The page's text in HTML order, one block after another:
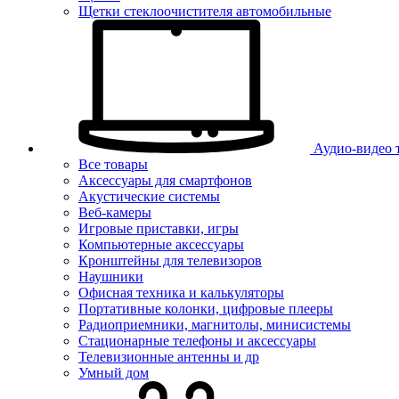
Щетки стеклоочистителя автомобильные
Аудио-видео
Все товары
Аксессуары для смартфонов
Акустические системы
Веб-камеры
Игровые приставки, игры
Компьютерные аксессуары
Кронштейны для телевизоров
Наушники
Офисная техника и калькуляторы
Портативные колонки, цифровые плееры
Радиоприемники, магнитолы, минисистемы
Стационарные телефоны и аксессуары
Телевизионные антенны и др
Умный дом